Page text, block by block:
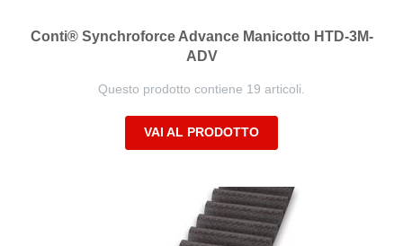
Conti® Synchroforce Advance Manicotto HTD-3M-
ADV
Questo prodotto contiene 19 articoli.
VAI AL PRODOTTO